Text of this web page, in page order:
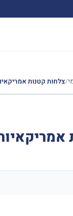
/צלחות קטנות אמריקאיות